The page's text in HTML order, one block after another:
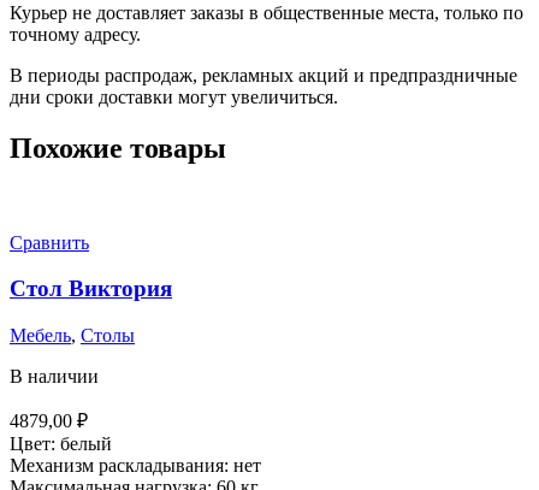
Курьер не доставляет заказы в общественные места, только по
точному адресу.
В периоды распродаж, рекламных акций и предпраздничные
дни сроки доставки могут увеличиться.
Похожие товары
Сравнить
Стол Виктория
Мебель, Столы
В наличии
4879,00 ₽
Цвет: белый
Механизм раскладывания: нет